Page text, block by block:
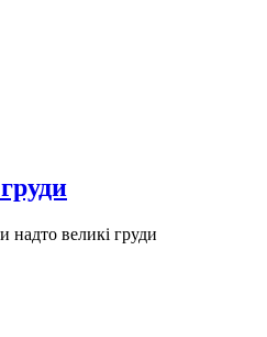
надто великі груди